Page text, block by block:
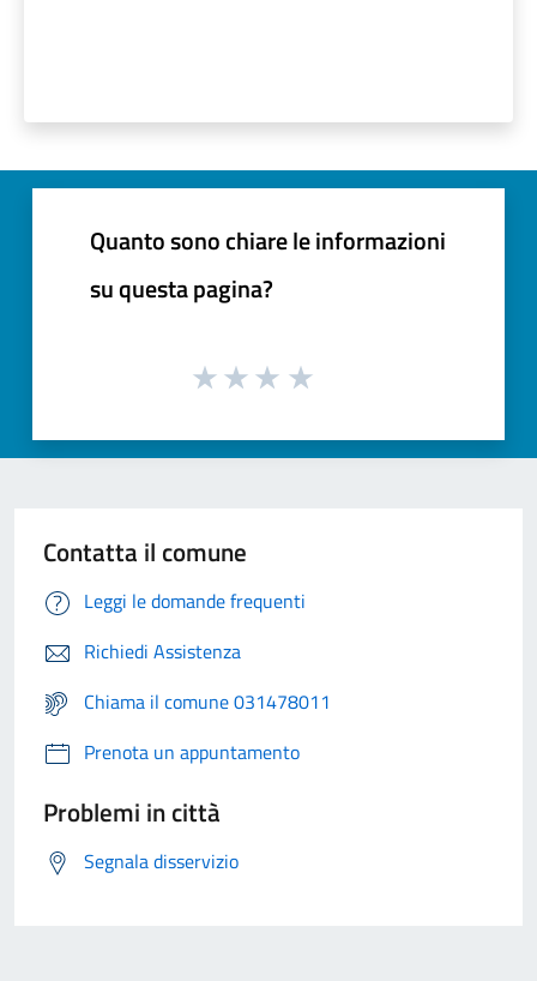
Quanto sono chiare le informazioni
su questa pagina?
Contatta il comune
Leggi le domande frequenti
Richiedi Assistenza
Chiama il comune 031478011
Prenota un appuntamento
Problemi in città
Segnala disservizio